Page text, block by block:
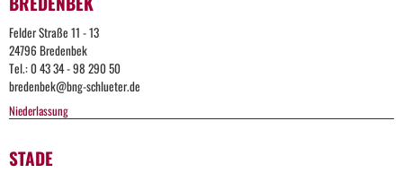
Felder Straße 11 - 13
24796 Bredenbek
Tel.: 0 43 34 - 98 290 50
bredenbek@bng-schlueter.de
Niederlassung
STADE